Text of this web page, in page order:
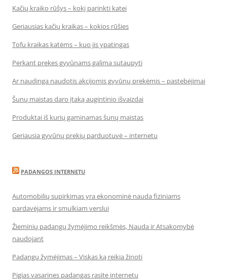
Kačių kraiko rūšys – kokį parinkti katei
Geriausias kačių kraikas – kokios rūšies
Tofu kraikas katėms – kuo jis ypatingas
Perkant prekes gyvūnams galima sutaupyti
Ar naudinga naudotis akcijomis gyvūnų prekėmis – pastebėjimai
Šunų maistas daro įtaką augintinio išvaizdai
Produktai iš kurių gaminamas šunų maistas
Geriausia gyvūnų prekių parduotuvė – internetu
PADANGOS INTERNETU
Automobilių supirkimas yra ekonominė nauda fiziniams
pardavėjams ir smulkiam verslui
Žieminių padangų žymėjimo reikšmės, Nauda ir Atsakomybė
naudojant
Padangų žymėjimas – Viskas ką reikia žinoti
Pigias vasarines padangas rasite internetu